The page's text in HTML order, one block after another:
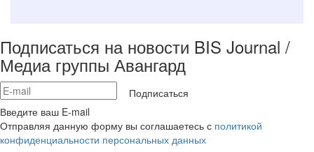
Подписаться на новости BIS Journal /
Медиа группы Авангард
Подписаться
Введите ваш E-mail
Отправляя данную форму вы соглашаетесь с политикой
конфиденциальности персональных данных